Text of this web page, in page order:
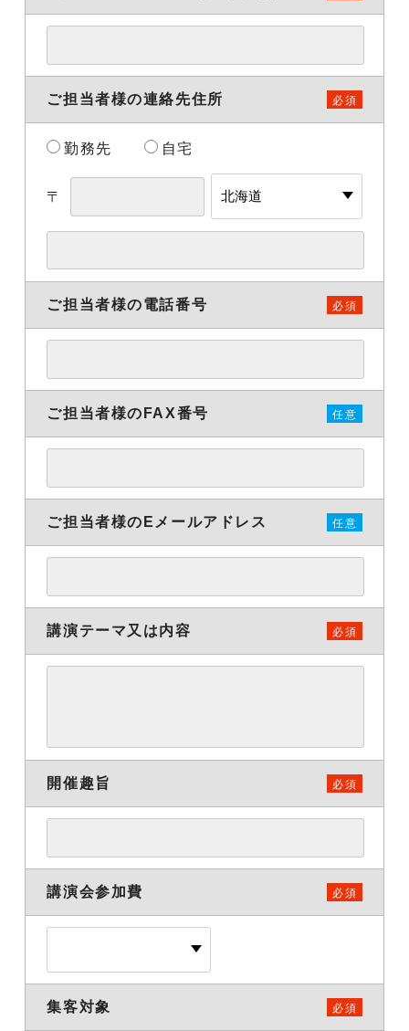
ご担当者様の連絡先住所 必須
勤務先 自宅
〒
ご担当者様の電話番号 必須
ご担当者様のFAX番号 任意
ご担当者様の Eメールアドレス 任意
講演テーマ又は内容 必須
開催趣旨 必須
講演会参加費 必須
集客対象 必須